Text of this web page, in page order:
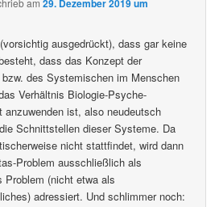
am29. Dezember 2019 um
ausgedrückt), dass gar keine
dass das Konzept der
des Systemischen im Menschen
Verhältnis Biologie-Psyche-
anzuwenden ist, also neudeutsch
Schnittstellen dieser Systeme. Da
nicht stattfindet, wird dann
Problem ausschließlich als
Problem (nicht etwa als
adressiert. Und schlimmer noch: